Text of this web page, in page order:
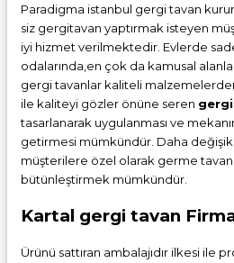
Paradigma istanbul gergi tavan
siz gergitavan yaptırmak isteyen
iyi hizmet verilmektedir. Evlerde
odalarında,en çok da kamusal
gergi tavanlar kaliteli malzemelerden
ile kaliteyi gözler önüne seren
tasarlanarak uygulanması ve
getirmesi mümkündür. Daha
müşterilere özel olarak germe
bütünleştirmek mümkündür.
Kartal gergi tavan
Ürünü sattıran ambalajıdır ilkesi ile